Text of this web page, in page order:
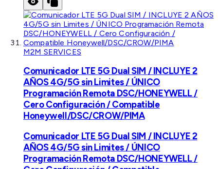
M2M SERVICES
Comunicador LTE 5G Dual SIM / INCLUYE 2
AÑOS 4G/5G sin Limites / ÚNICO
Programación Remota DSC/HONEYWELL /
Cero Configuración / Compatible
Honeywell/DSC/CROW/PIMA
Comunicador LTE 5G Dual SIM / INCLUYE 2
AÑOS 4G/5G sin Limites / ÚNICO
Programación Remota DSC/HONEYWELL /